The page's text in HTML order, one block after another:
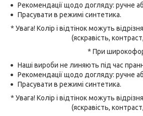
Рекомендації щодо догляду: ручне
Прасувати в режимі синтетика.
* Увага! Колір і відтінок можуть
(яскравість,
* При
Наші вироби не линяють під час
Рекомендації щодо догляду: ручне
Прасувати в режимі синтетика.
* Увага! Колір і відтінок можуть
(яскравість,